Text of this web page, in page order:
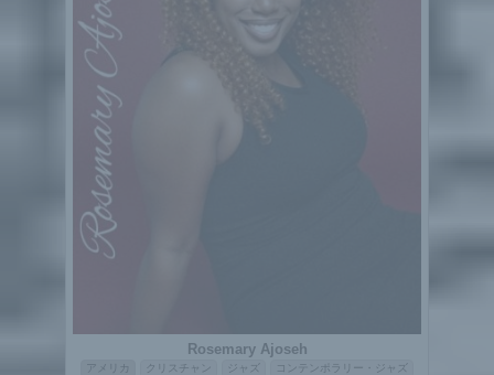
Rosemary Ajoseh
アメリカ クリスチャン ジャズ コンテンポラリー・ジャズ